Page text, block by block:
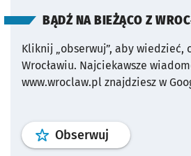
BĄDŹ NA BIEŻĄCO Z
Kliknij „obserwuj”, aby wiedzieć,
Wrocławiu. Najciekawsze
www.wroclaw.pl znajdziesz w
Obserwuj profil